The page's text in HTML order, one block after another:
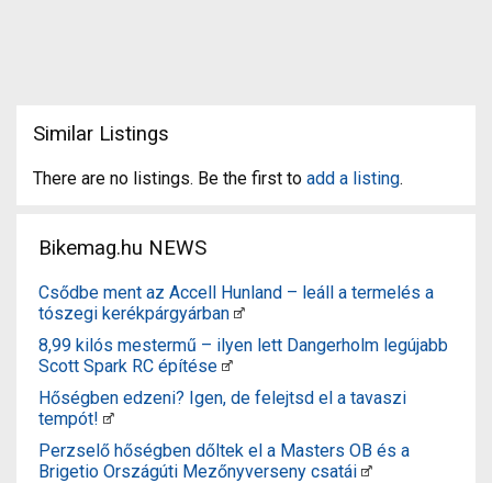
Similar Listings
There are no listings. Be the first to add a listing.
Bikemag.hu NEWS
Csődbe ment az Accell Hunland – leáll a termelés a
tószegi kerékpárgyárban
8,99 kilós mestermű – ilyen lett Dangerholm legújabb
Scott Spark RC építése
Hőségben edzeni? Igen, de felejtsd el a tavaszi
tempót!
Perzselő hőségben dőltek el a Masters OB és a
Brigetio Országúti Mezőnyverseny csatái